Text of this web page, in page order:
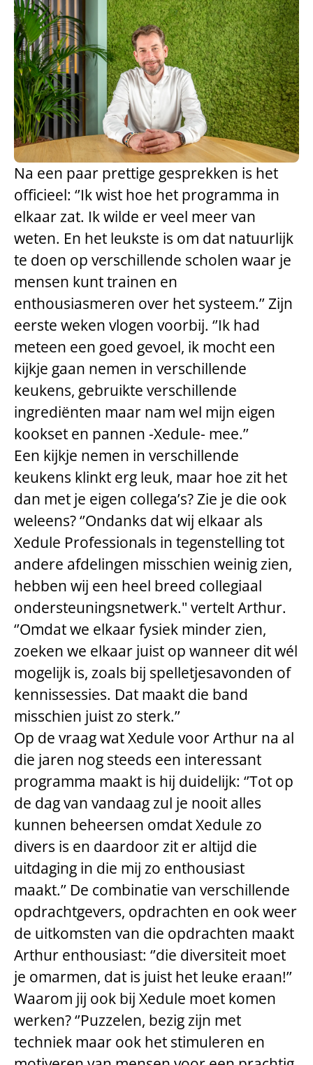
Na een paar prettige gesprekken is het
officieel: ‘’Ik wist hoe het programma in
elkaar zat. Ik wilde er veel meer van
weten. En het leukste is om dat natuurlijk
te doen op verschillende scholen waar je
mensen kunt trainen en
enthousiasmeren over het systeem.’’ Zijn
eerste weken vlogen voorbij. ‘’Ik had
meteen een goed gevoel, ik mocht een
kijkje gaan nemen in verschillende
keukens, gebruikte verschillende
ingrediënten maar nam wel mijn eigen
kookset en pannen -Xedule- mee.’’
Een kijkje nemen in verschillende
keukens klinkt erg leuk, maar hoe zit het
dan met je eigen collega’s? Zie je die ook
weleens? ‘’Ondanks dat wij elkaar als
Xedule Professionals in tegenstelling tot
andere afdelingen misschien weinig zien,
hebben wij een heel breed collegiaal
ondersteuningsnetwerk." vertelt Arthur.
‘’Omdat we elkaar fysiek minder zien,
zoeken we elkaar juist op wanneer dit wél
mogelijk is, zoals bij spelletjesavonden of
kennissessies. Dat maakt die band
misschien juist zo sterk.’’
Op de vraag wat Xedule voor Arthur na al
die jaren nog steeds een interessant
programma maakt is hij duidelijk: ‘’Tot op
de dag van vandaag zul je nooit alles
kunnen beheersen omdat Xedule zo
divers is en daardoor zit er altijd die
uitdaging in die mij zo enthousiast
maakt.’’ De combinatie van verschillende
opdrachtgevers, opdrachten en ook weer
de uitkomsten van die opdrachten maakt
Arthur enthousiast: ‘’die diversiteit moet
je omarmen, dat is juist het leuke eraan!’’
Waarom jij ook bij Xedule moet komen
werken? ‘’Puzzelen, bezig zijn met
techniek maar ook het stimuleren en